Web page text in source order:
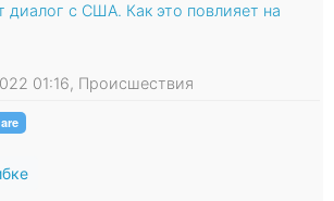
диалог с США. Как это повлияет на
01:16, Происшествия